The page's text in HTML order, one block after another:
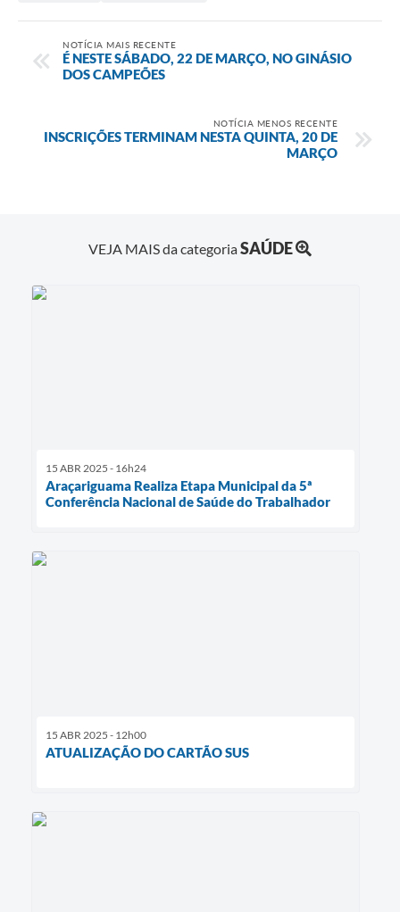
NOTÍCIA MAIS RECENTE
É NESTE SÁBADO, 22 DE MARÇO, NO GINÁSIO
DOS CAMPEÕES
NOTÍCIA MENOS RECENTE
INSCRIÇÕES TERMINAM NESTA QUINTA, 20 DE
MARÇO
VEJA MAIS da categoriaSAÚDE
15 ABR 2025 - 16h24
Araçariguama Realiza Etapa Municipal da 5ª
Conferência Nacional de Saúde do Trabalhador
15 ABR 2025 - 12h00
ATUALIZAÇÃO DO CARTÃO SUS